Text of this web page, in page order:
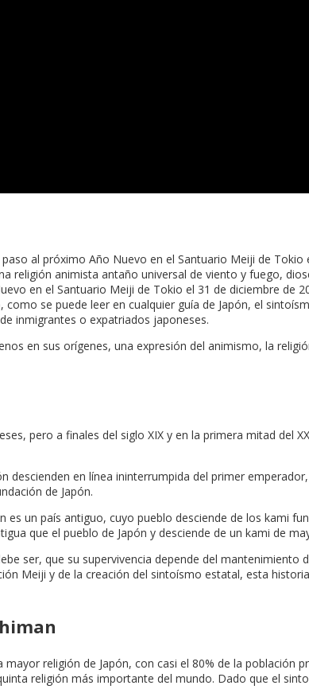
al próximo Año Nuevo en el Santuario Meiji de
religión animista antaño universal de viento y fuego,
en el Santuario Meiji de Tokio el 31 de diciembre de
se puede leer en cualquier guía de Japón, el
inmigrantes o expatriados japoneses.
en sus orígenes, una expresión del animismo, la
pero a finales del siglo XIX y en la primera mitad del
descienden en línea ininterrumpida del primer
de Japón.
es un país antiguo, cuyo pueblo desciende de los kami
que el pueblo de Japón y desciende de un kami de
ser, que su supervivencia depende del
Meiji y de la creación del sintoísmo estatal, esta
religión de Japón, con casi el 80% de la
religión más importante del mundo. Dado que el